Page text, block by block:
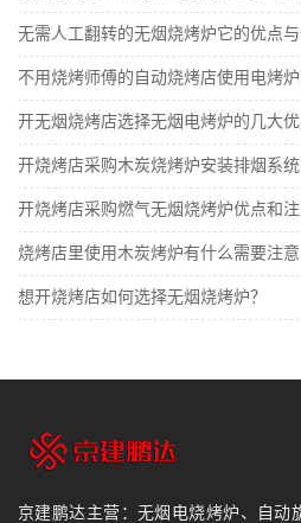
无需人工翻转的无烟烧烤炉它的优点
不用烧烤师傅的自动烧烤店使用电烤
开无烟烧烤店选择无烟电烤炉的几大
开烧烤店采购木炭烧烤炉安装排烟系
开烧烤店采购燃气无烟烧烤炉优点和
烧烤店里使用木炭烤炉有什么需要注
想开烧烤店如何选择无烟烧烤炉？
京建鹏达主营：无烟电烧烤炉、自动